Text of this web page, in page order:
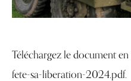
Téléchargez le document
fete-sa-liberation-2024.pdf.